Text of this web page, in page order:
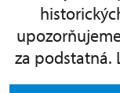
za podstatná.